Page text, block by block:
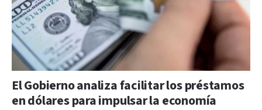
El Gobierno analiza facilitar los préstamos
en dólares para impulsar la economía